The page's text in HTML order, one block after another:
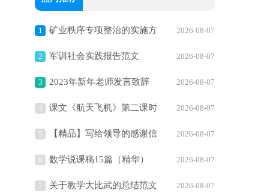
1 矿业秩序专项整治的实施方
案
2026-08-07
2 军训社会实践报告范文 2026-08-07
3 2023年新年老师发言致辞 2026-08-07
4 课文《航天飞机》第二课时
教学设计范文
2026-08-07
5 【精品】写给领导的感谢信
集合六篇
2026-08-07
6 数学说课稿15篇（精华） 2026-08-07
7 关于教学大比武的总结范文 2026-08-07